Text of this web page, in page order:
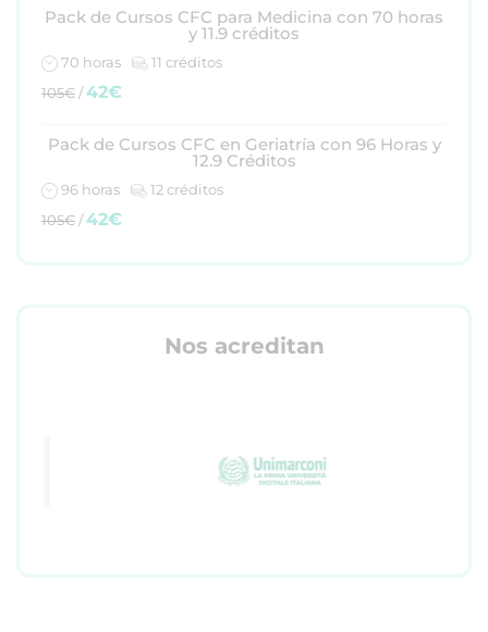
Pack de Cursos CFC para Medicina con 70 horas
y 11.9 créditos
70 horas
11 créditos
105€/42€
Pack de Cursos CFC en Geriatría con 96 Horas y
12.9 Créditos
96 horas
12 créditos
105€/42€
Nos acreditan